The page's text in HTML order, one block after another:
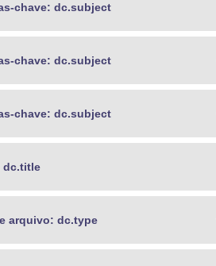
chave: dc.subject
chave: dc.subject
chave: dc.subject
dc.title
arquivo: dc.type